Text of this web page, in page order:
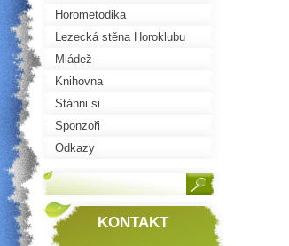
Horometodika
Lezecká stěna Horoklubu
Mládež
Knihovna
Stáhni si
Sponzoři
Odkazy
KONTAKT